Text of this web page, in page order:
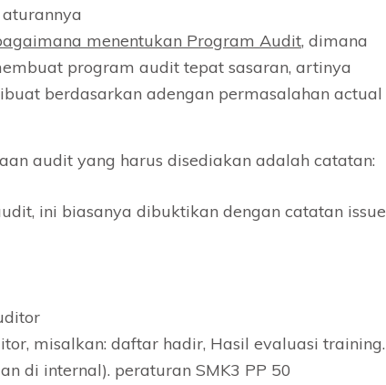
menentukan Program Audit, dimana
program audit tepat sasaran, artinya
berdasarkan adengan permasalahan actual
audit yang harus disediakan adalah catatan:
ini biasanya dibuktikan dengan catatan issue
misalkan: daftar hadir, Hasil evaluasi training.
di internal). peraturan SMK3 PP 50